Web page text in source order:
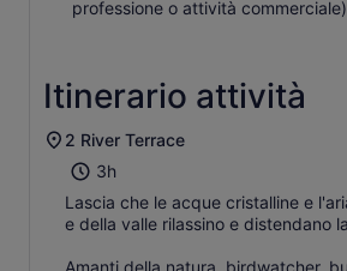
professione o attività
Itinerario attività
2 River Terrace
3h
Lascia che le acque cristalline e
e della valle rilassino e distendano
Amanti della natura, birdwatcher,